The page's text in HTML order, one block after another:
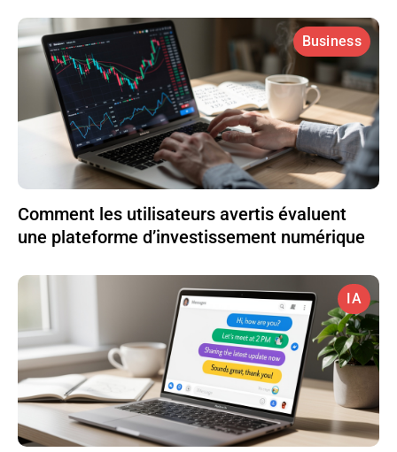
Business
Comment les utilisateurs avertis évaluent
une plateforme d’investissement numérique
IA